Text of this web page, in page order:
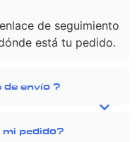
de seguimiento
está tu pedido.
envío ?
pedido?